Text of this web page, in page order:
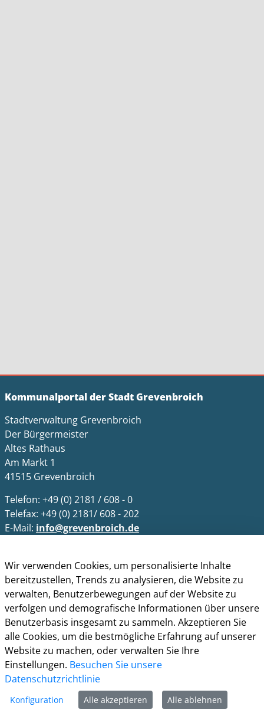
Kommunalportal der Stadt Grevenbroich
Stadtverwaltung Grevenbroich
Der Bürgermeister
Altes Rathaus
Am Markt 1
41515 Grevenbroich
Telefon: +49 (0) 2181 / 608 - 0
Telefax: +49 (0) 2181/ 608 - 202
E-Mail: info@grevenbroich.de
Allgemein
Montag - Freitag 8.00 - 12.00 Uhr
Donnerstag zusätzl. 14.00 - 17.00 Uhr
Bürgerbüro
Montag 8.00 - 16.00 Uhr
Dienstag 8.00 - 16.00 Uhr
Mittwoch 7.00 - 12.30 Uhr
Donnerstag 9.00 - 18.00 Uhr
Freitag 8.00 - 12.30 Uhr
Wir verwenden Cookies, um personalisierte Inhalte
bereitzustellen, Trends zu analysieren, die Website zu
verwalten, Benutzerbewegungen auf der Website zu
verfolgen und demografische Informationen über unsere
Benutzerbasis insgesamt zu sammeln. Akzeptieren Sie
alle Cookies, um die bestmögliche Erfahrung auf unserer
Website zu machen, oder verwalten Sie Ihre
Einstellungen. Besuchen Sie unsere
Datenschutzrichtlinie
Konfiguration Alle akzeptieren Alle ablehnen